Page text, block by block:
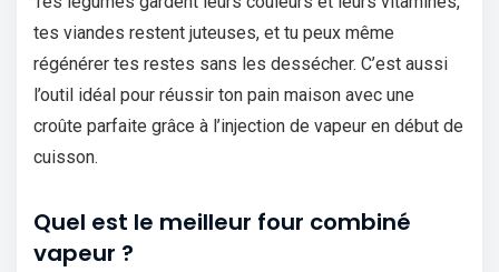
tes viandes restent juteuses, et tu peux même
régénérer tes restes sans les dessécher. C’est aussi
l’outil idéal pour réussir ton pain maison avec une
croûte parfaite grâce à l’injection de vapeur en début de
cuisson.
Quel est le meilleur four combiné
vapeur ?